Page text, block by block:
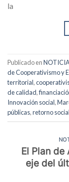
la
Publicado en
de Cooperativismo y
territorial,
de calidad,
Innovación social,
públicas,retorno social
El Plan
eje del